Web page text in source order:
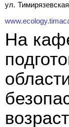
ул.
На